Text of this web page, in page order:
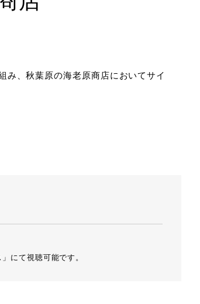
、秋葉原の海老原商店においてサイ
にて視聴可能です。